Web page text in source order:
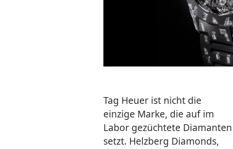
Tag Heuer ist nicht die
einzige Marke, die auf im
Labor gezüchtete Diamanten
setzt. Helzberg Diamonds,